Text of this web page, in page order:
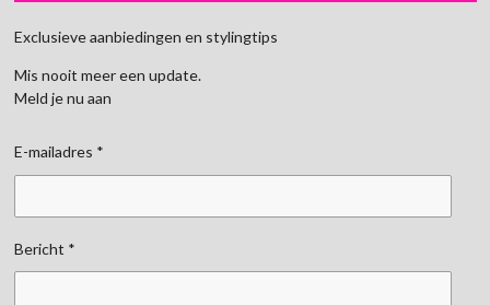
Exclusieve aanbiedingen en stylingtips
Mis nooit meer een update.
Meld je nu aan
E-mailadres *
Bericht *